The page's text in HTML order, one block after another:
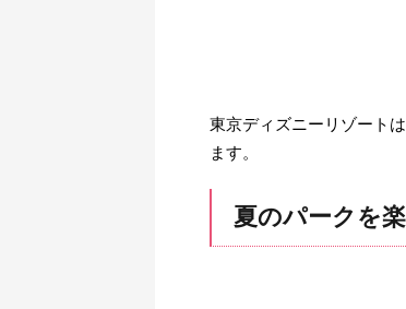
東京ディズニーリゾート
ます。
夏のパークを